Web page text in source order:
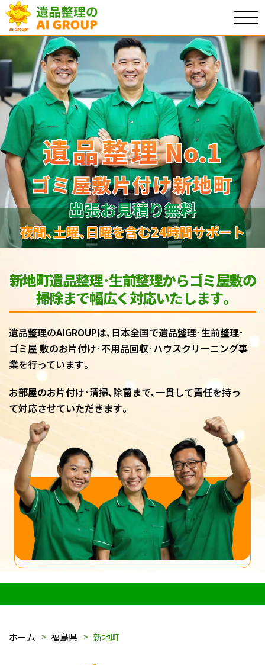
遺品整理No.1
ゴミ屋敷片付け新地町
遺品整理No.1
ゴミ屋敷片付け新地町
出張お見積り無料
夜間､土曜､日曜を含む24時間サポート
新地町遺品整理･生前整理からゴミ屋敷の
掃除まで幅広く対応いたします｡
遺品整理のAIGROUPは､日本全国で遺品整理･生前整理･
ゴミ屋 敷のお片付け･不用品回収･ハウスクリーニング事
業を行っています｡
お部屋のお片付け･清掃､除菌まで､一貫して責任を持っ
て対応させていただきます｡
ホーム 福島県 新地町